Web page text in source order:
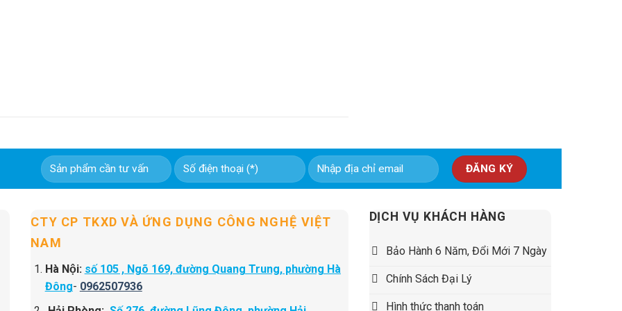
CTY CP TKXD VÀ ỨNG DỤNG CÔNG NGHỆ VIỆT
NAM
Hà Nội: số 105 , Ngõ 169, đường Quang Trung, phường Hà
Đông- 0962507936
DỊCH VỤ KHÁCH HÀNG
Bảo Hành 6 Năm, Đổi Mới 7 Ngày
Chính Sách Đại Lý
Hình thức thanh toán